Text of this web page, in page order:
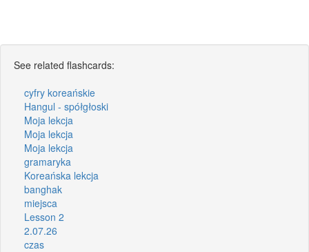
See related flashcards:
cyfry koreańskie
Hangul - spółgłoski
Moja lekcja
Moja lekcja
Moja lekcja
gramaryka
Koreańska lekcja
banghak
miejsca
Lesson 2
2.07.26
czas